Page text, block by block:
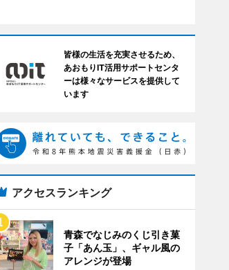
皆様の生活を充実させるため、
あおもりIT活用サポートセンタ
ーは様々なサービスを提供して
います
アクセスランキング
青森でなじみのくじ引き菓
子「あん玉」、ギャル風の
アレンジが登場